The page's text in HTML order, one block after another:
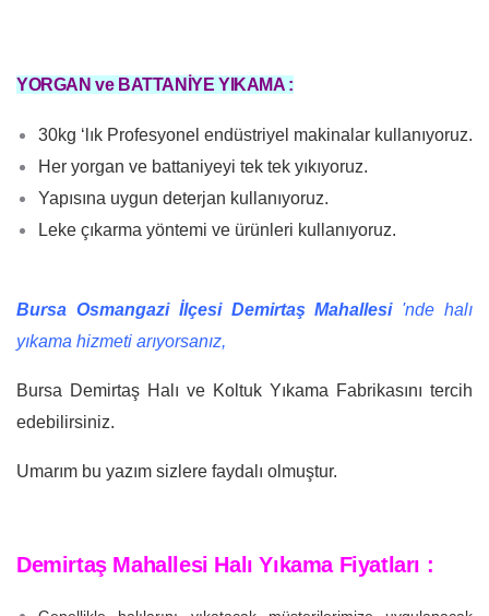
YORGAN ve BATTANİYE YIKAMA :
30kg ‘lık Profesyonel endüstriyel makinalar kullanıyoruz.
Her yorgan ve battaniyeyi tek tek yıkıyoruz.
Yapısına uygun deterjan kullanıyoruz.
Leke çıkarma yöntemi ve ürünleri kullanıyoruz.
Bursa Osmangazi İlçesi Demirtaş Mahallesi 'nde halı
yıkama hizmeti arıyorsanız,
Bursa Demirtaş Halı ve Koltuk Yıkama Fabrikasını tercih
edebilirsiniz.
Umarım bu yazım sizlere faydalı olmuştur.
Demirtaş Mahallesi Halı Yıkama Fiyatları :